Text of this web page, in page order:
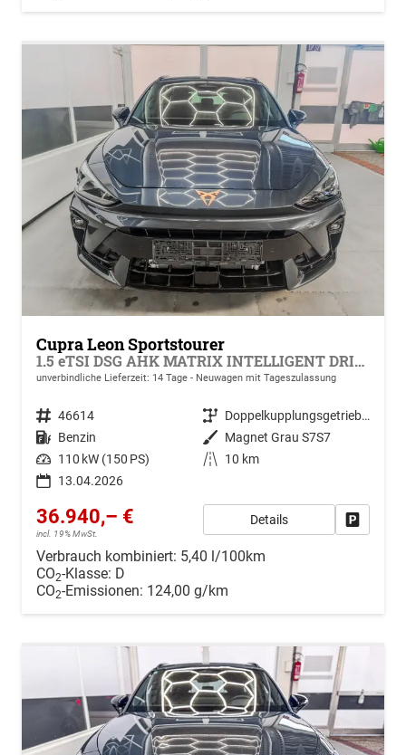
Cupra Leon Sportstourer
1.5 eTSI DSG AHK MATRIX INTELLIGENT DRIVE KEYLESS RFK ACC PDC SHZ
unverbindliche Lieferzeit: 14 Tage Neuwagen mit Tageszulassung
Fahrzeugnr. 46614 Getriebe
Doppelkupplungsgetriebe (DSG)
Kraftstoff Benzin Außenfarbe Magnet Grau S7S7
Leistung 110 kW (150 PS) Kilometerstand
10 km
13.04.2026
36.940,– €
incl. 19% MwSt.
Details
Verbrauch kombiniert: 5,40 l/100km
CO2-Klasse: D
CO2-Emissionen: 124,00 g/km